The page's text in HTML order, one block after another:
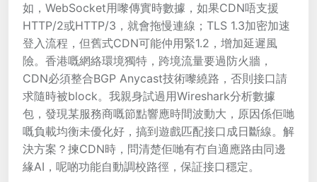
如，WebSocket用嚟傳實時數據，如果CDN唔支援
HTTP/2或HTTP/3，就會拖慢連線；TLS 1.3加密加速
登入流程，但舊式CDN可能仲用緊1.2，增加延遲風
險。香港嘅網絡環境獨特，跨境流量要過防火牆，
CDN必須整合BGP Anycast技術嚟繞路，否則接口請
求隨時被block。我親身試過用Wireshark分析數據
包，發現某服務商嘅節點響應時間波動大，原因係佢哋
嘅負載均衡未優化好，搞到遊戲匹配接口成日斷線。解
決方案？揀CDN時，問清楚佢哋有冇自適應路由同邊
緣AI，呢啲功能自動調校路徑，保証接口穩定。